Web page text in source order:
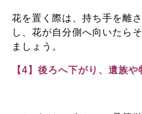
花を置く際は、持ち手を離
し、花が自分側へ向いたら
ましょう。
【4】後ろへ下がり、遺族や